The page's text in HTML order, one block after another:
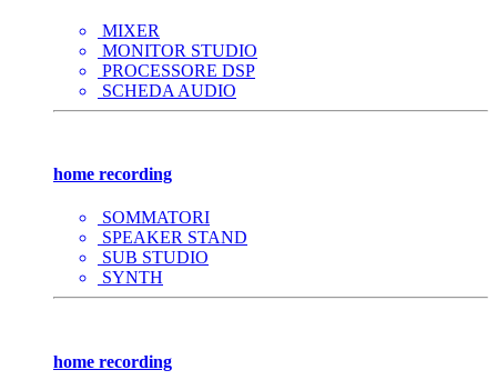
MIXER
MONITOR STUDIO
PROCESSORE DSP
SCHEDA AUDIO
home recording
SOMMATORI
SPEAKER STAND
SUB STUDIO
SYNTH
home recording